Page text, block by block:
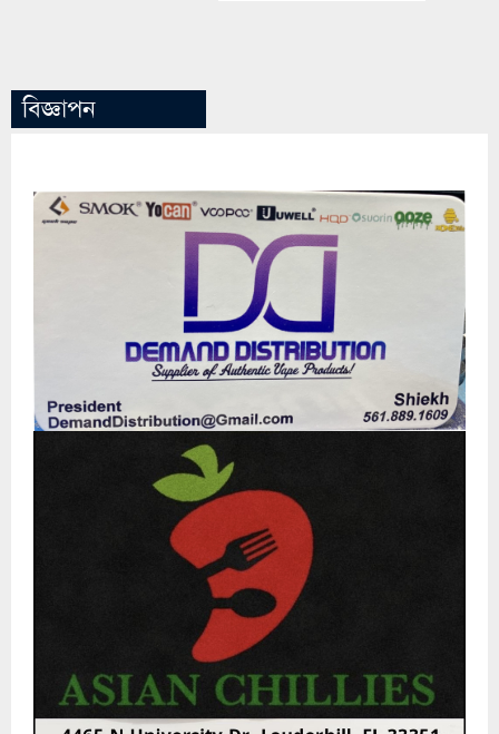
বিজ্ঞাপন